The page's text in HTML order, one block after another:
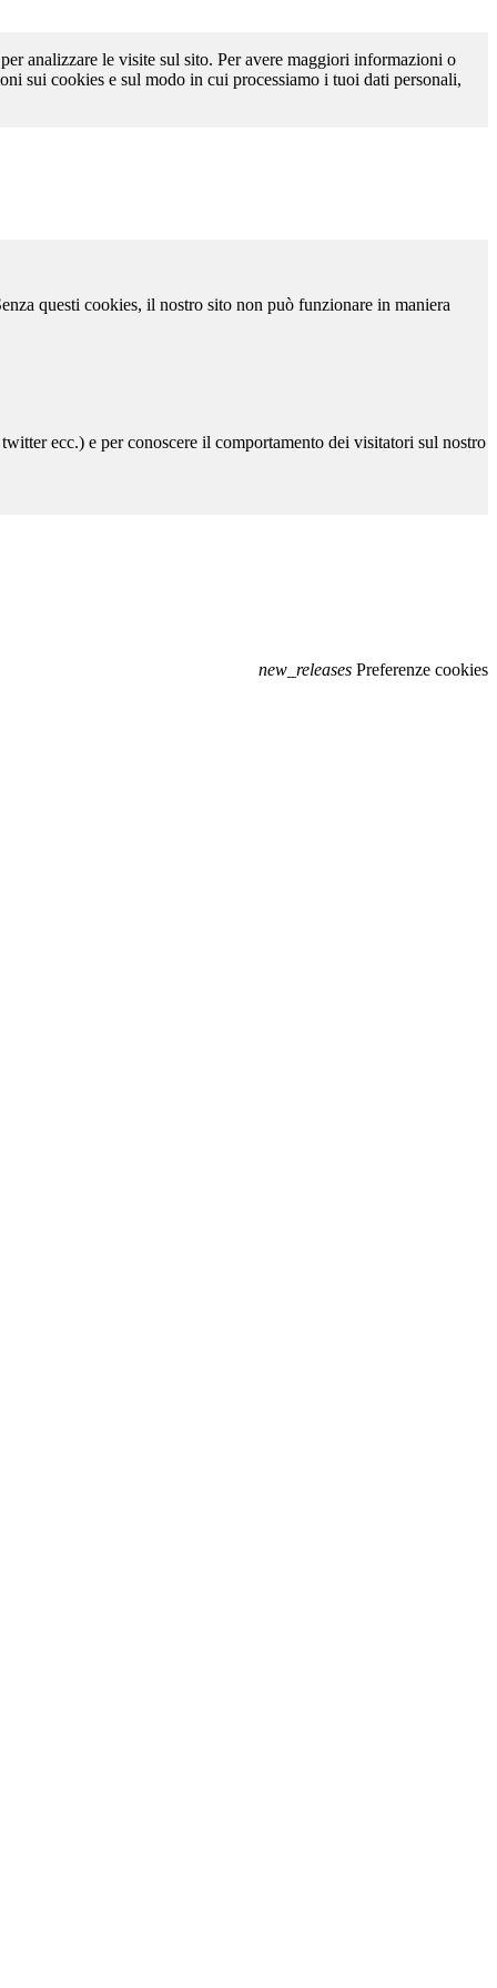
analizzare le visite sul sito. Per avere maggiori informazioni o
sui cookies e sul modo in cui processiamo i tuoi dati personali,
questi cookies, il nostro sito non può funzionare in maniera
ecc.) e per conoscere il comportamento dei visitatori sul nostro
new_releases Preferenze cookies